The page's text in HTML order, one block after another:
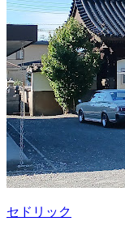
セドリック